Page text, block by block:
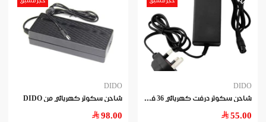
DIDO
شاح
ن سكوتر درفت كهربائي 36 فولت
55.00
DIDO
شاحن سكوتر كهربائي من DIDO
98.00